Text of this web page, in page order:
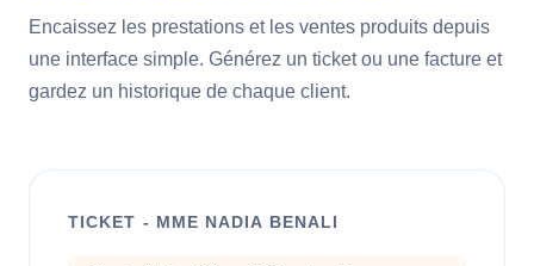
Encaissez les prestations et les ventes produits depuis
une interface simple. Générez un ticket ou une facture et
gardez un historique de chaque client.
TICKET - MME NADIA BENALI